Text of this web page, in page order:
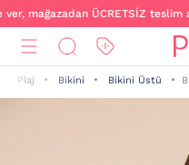
mağazadan ÜCRETSİZ teslim al!
Plaj Bikini Bikini Üstü